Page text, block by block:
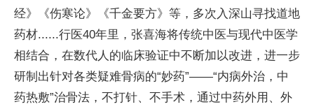
经》《伤寒论》《千金要方》等，多次入深山寻找道地
药材......行医40年里，张喜海将传统中医与现代中医学
相结合，在数代人的临床验证中不断加以改进，进一步
研制出针对各类疑难骨病的“妙药”——“内病外治，中
药热敷”治骨法，不打针、不手术，通过中药外用、外